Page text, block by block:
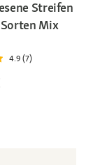
Streifen
Mix
4.9 (7)